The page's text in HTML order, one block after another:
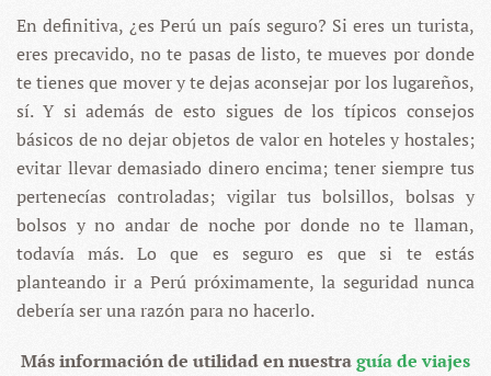
En definitiva, ¿es Perú un país seguro? Si eres un turista,
eres precavido, no te pasas de listo, te mueves por donde
te tienes que mover y te dejas aconsejar por los lugareños,
sí. Y si además de esto sigues de los típicos consejos
básicos de no dejar objetos de valor en hoteles y hostales;
evitar llevar demasiado dinero encima; tener siempre tus
pertenecías controladas; vigilar tus bolsillos, bolsas y
bolsos y no andar de noche por donde no te llaman,
todavía más. Lo que es seguro es que si te estás
planteando ir a Perú próximamente, la seguridad nunca
debería ser una razón para no hacerlo.
Más información de utilidad en nuestraguía de viajes